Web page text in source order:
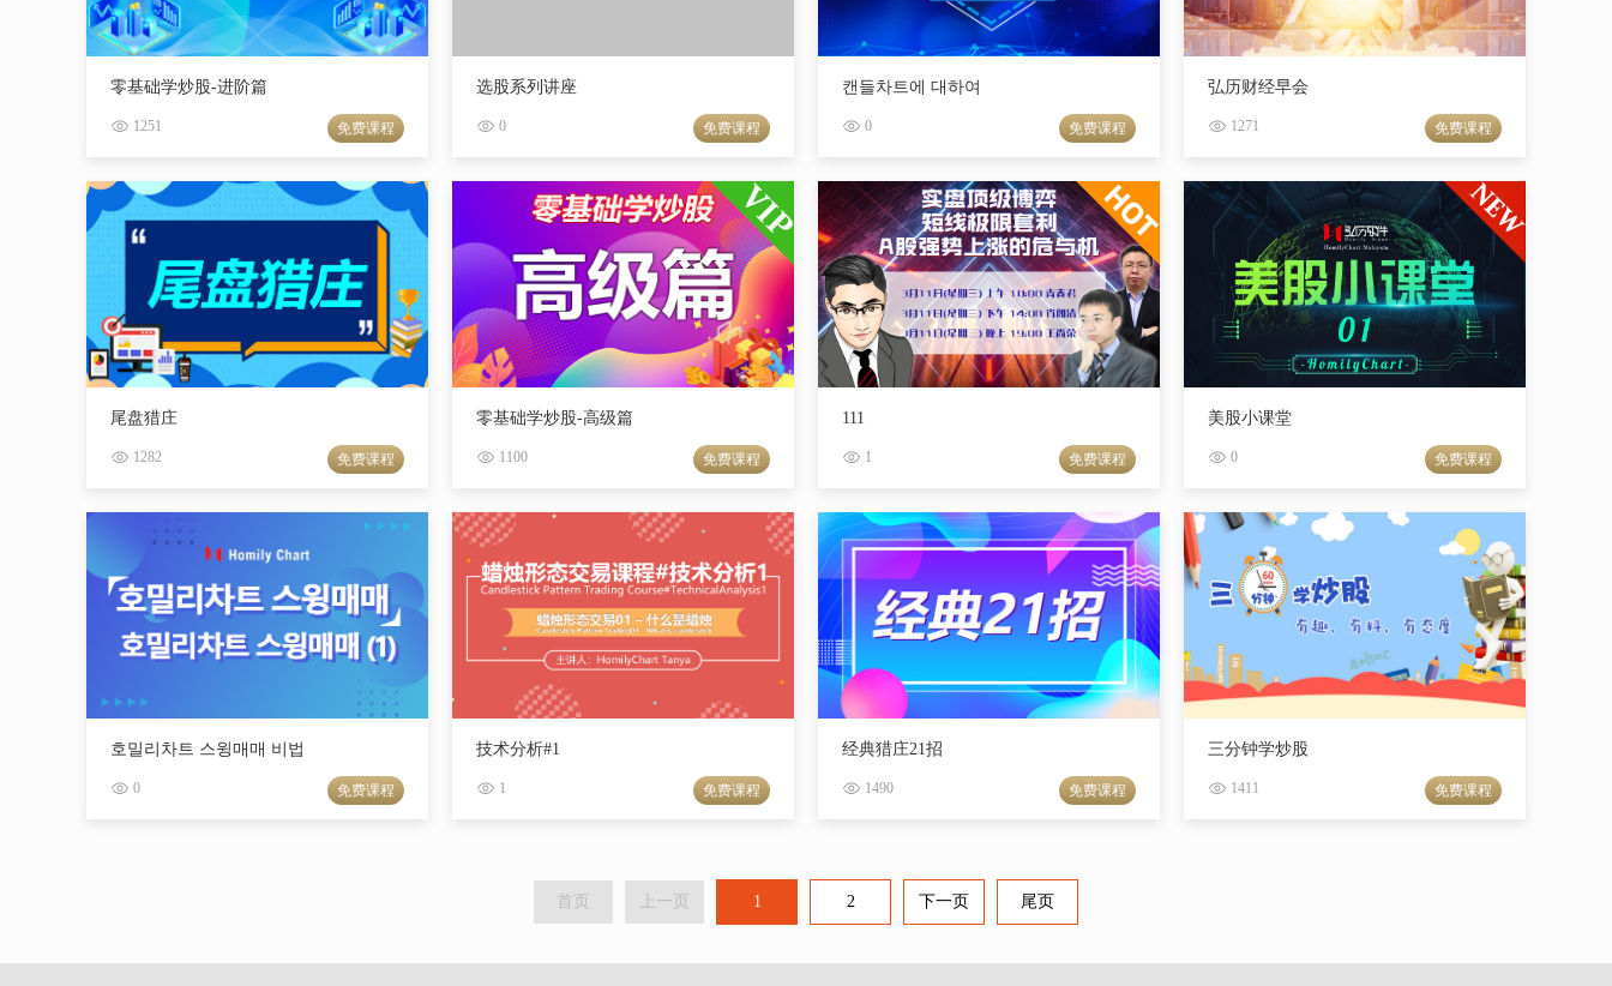
零基础学炒股-进阶篇
1251 免费课程
选股系列讲座
0 免费课程
캔들차트에 대하여
0 免费课程
弘历财经早会
1271 免费课程
尾盘猎庄
1282 免费课程
零基础学炒股-高级篇
1100 免费课程
111
1 免费课程
美股小课堂
0 免费课程
호밀리차트 스윙매매 비법
0 免费课程
技术分析#1
1 免费课程
经典猎庄21招
1490 免费课程
三分钟学炒股
1411 免费课程
首页 上一页 1 2 下一页 尾页